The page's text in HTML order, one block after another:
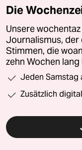
Die
Unsere
Journalismus, der
Stimmen, die
zehn Wochen
Jeden Samstag
Zusätzlich